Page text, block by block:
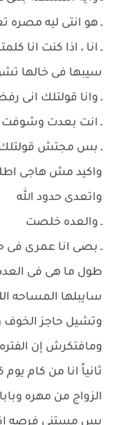
ـ هو انتى ليه مصره
ـ انا ، اذا كنت انا
سيبها فى خالها
ـ وانا قولتلك انى
ـ انت بعدت وشوفت
ـ بس مجتش قولتلك
واكيد مش هاجى
واتعدى حدود الله
ـ والعده خلصت
ـ بصى انا عمرى فى
طول ما هى فى العده
سايبلها المساحه
وتشيل حاجز الخوف
ومافتكرش إن
ثانياً انا من كام
الزواج من مهره
بس مستنى فرصه